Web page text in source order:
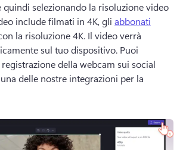
quindi selezionando la risoluzione video
include filmati in 4K, gli abbonati
la risoluzione 4K. Il video verrà
sul tuo dispositivo. Puoi
della webcam sui social
delle nostre integrazioni per la